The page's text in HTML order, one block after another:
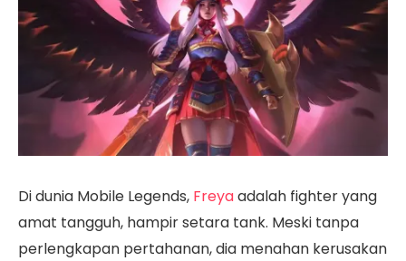
Di dunia Mobile Legends, Freyaadalah fighter yang
amat tangguh, hampir setara tank. Meski tanpa
perlengkapan pertahanan, dia menahan kerusakan